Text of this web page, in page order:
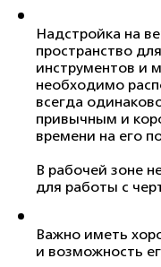
Надстройка на
пространство
инструментов и
необходимо
всегда
привычным и
времени на его
В рабочей зоне
для работы с
Важно иметь
и возможность